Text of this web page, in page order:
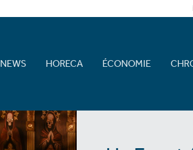
NEWS HORECA ÉCONOMIE